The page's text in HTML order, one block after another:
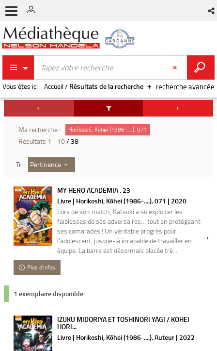
recherche avancée
Vous êtes ici : Accueil/ Résultats de la recherche
Ma recherche : Horikoshi, Kōhei (1986-....). 071
Résultats 1 - 10/ 38
Tri : Pertinence
MY HERO ACADEMIA . 23
Livre | Horikoshi, Kōhei (1986-....). 071 | 2020
Lors de son match, Katsuki a su exploiter les
faiblesses de ses adversaires… tout en protégeant
ses camarades ! Un véritable progrès pour
l’adolescent, jusque-là incapable de travailler en
équipe. La barre est désormais placée trè...
Plus d'infos
1 exemplaire disponible
IZUKU MIDORIYA ET TOSHINORI YAGI / KOHEI
HORI...
Livre | Horikoshi, Kōhei (1986-....). Auteur | 2022